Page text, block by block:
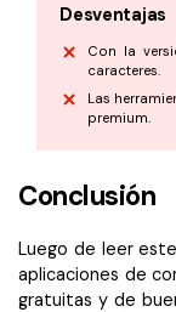
Desventajas
Con la
caracteres.
Las
premium.
Conclusión
Luego de leer
aplicaciones de
gratuitas y de